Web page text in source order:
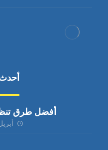
أحدث
أفضل طرق
أبريل 7,